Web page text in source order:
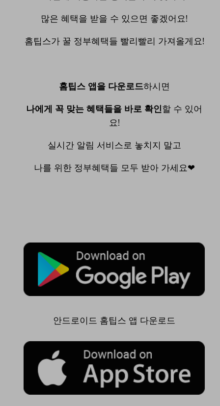
많은 혜택을 받을 수 있으면 좋겠어요!
홈팁스가 꿀 정부혜택들 빨리빨리 가져올게요!
홈팁스 앱을 다운로드하시면
나에게 꼭 맞는 혜택들을 바로 확인할 수 있어
요!
실시간 알림 서비스로 놓치지 말고
나를 위한 정부혜택들 모두 받아 가세요❤
안드로이드 홈팁스 앱 다운로드